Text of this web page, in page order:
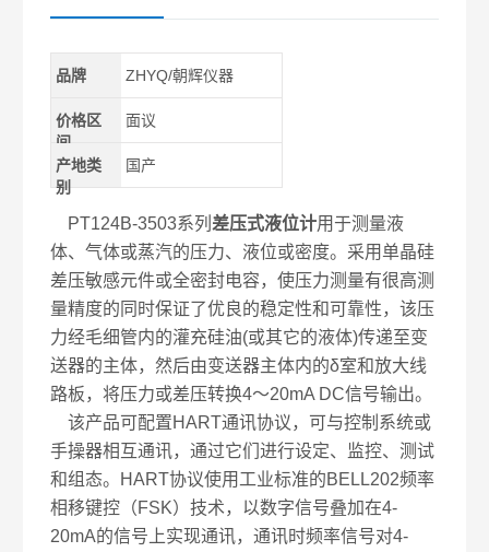
品牌 ZHYQ/朝辉仪器
价格区
间
面议
产地类
别
国产
PT124B-3503系列 差压式液位计用于测量液
体、气体或蒸汽的压力、液位或密度。采用单晶硅
差压敏感元件或全密封电容，使压力测量有很高测
量精度的同时保证了优良的稳定性和可靠性，该压
力经毛细管内的灌充硅油(或其它的液体)传递至变
送器的主体，然后由变送器主体内的δ室和放大线
路板，将压力或差压转换4～20mA DC信号输出。
该产品可配置HART通讯协议，可与控制系统或
手操器相互通讯，通过它们进行设定、监控、测试
和组态。HART协议使用工业标准的BELL202频率
相移键控（FSK）技术，以数字信号叠加在4-
20mA的信号上实现通讯，通讯时频率信号对4-